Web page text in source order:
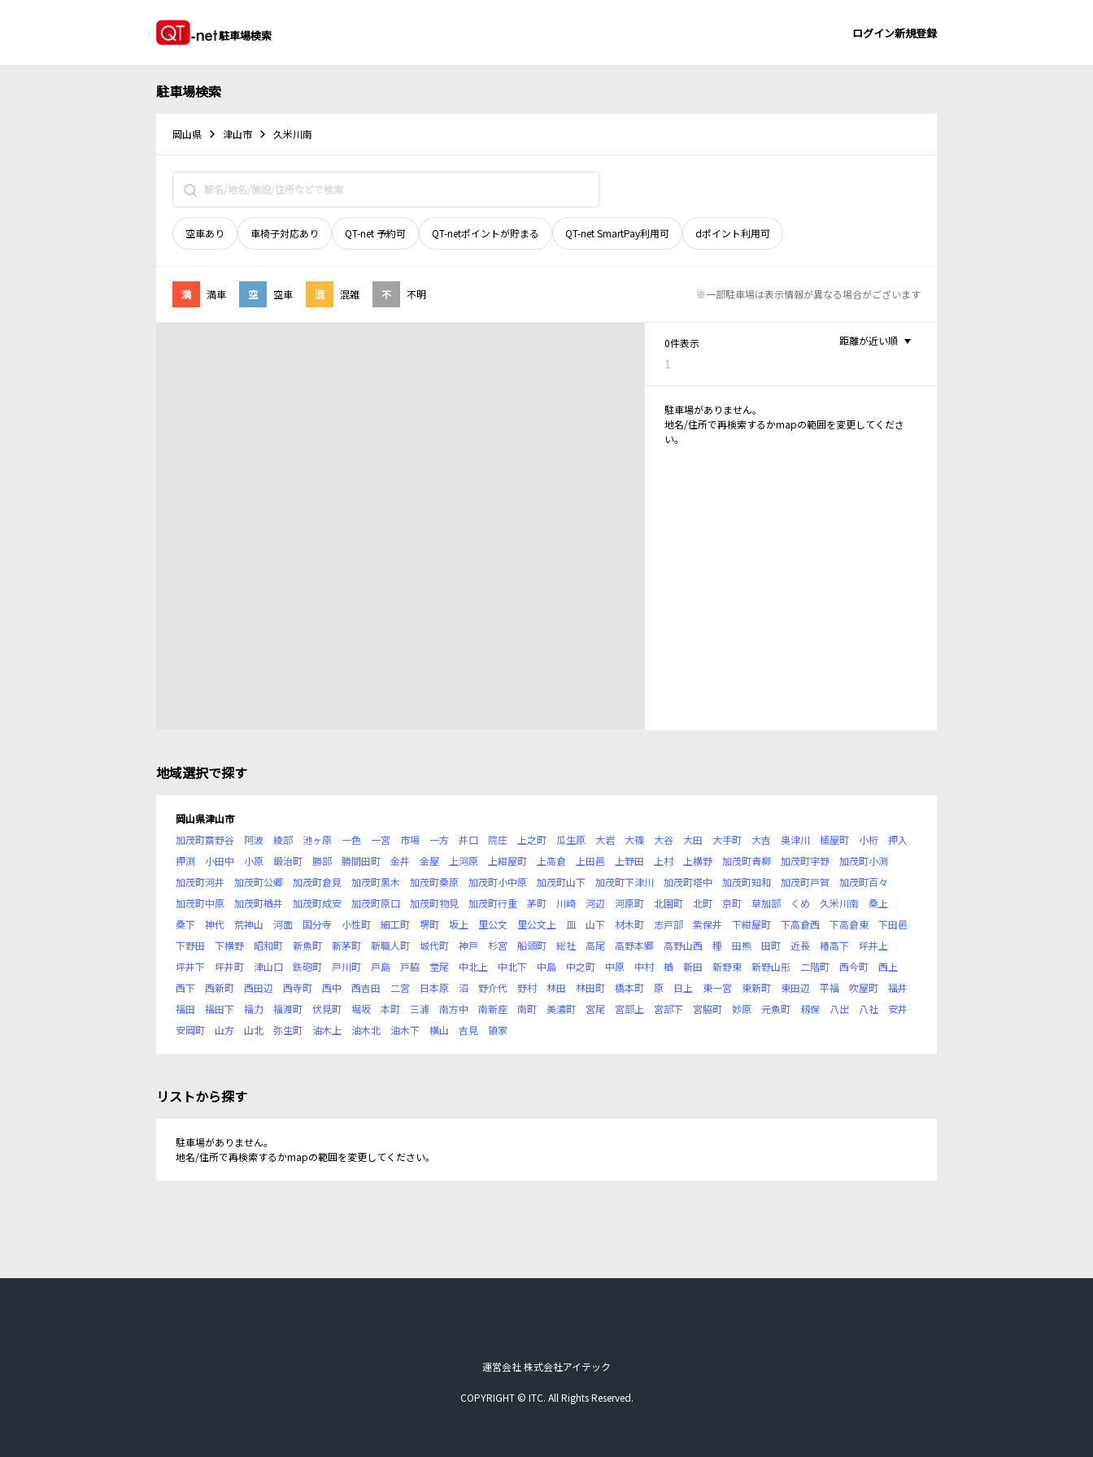
駐車場検索 ログイン新規登録
駐車場検索
岡山県 津山市 久米川南
空車あり 車椅子対応あり QT-net 予約可 QT-netポイントが貯まる QT-net SmartPay利用可 dポイント利用可
満 満車 空 空車 混 混雑 不 不明 ※一部駐車場は表示情報が異なる場合がございます
0件表示
1
距離が近い順
駐車場がありません。
地名/住所で再検索するかmapの範囲を変更してくださ
い。
地域選択で探す
岡山県津山市
加茂町齋野谷
阿波 綾部 池ヶ原 一色 一宮 市場 一方 井口 院庄 上之町 瓜生原 大岩 大篠 大谷 大田 大手町 大吉 奥津川 桶屋町 小桁
押入
押渕
小田中 小原 鍛治町 勝部 勝間田町 金井 金屋 上河原 上紺屋町 上高倉 上田邑 上野田 上村 上横野 加茂町青柳 加茂町宇野
加茂町小渕
加茂町河井
加茂町公郷 加茂町倉見 加茂町黒木 加茂町桑原 加茂町小中原 加茂町山下 加茂町下津川 加茂町塔中 加茂町知和 加茂町戸賀
加茂町百々
加茂町中原
加茂町楢井 加茂町成安 加茂町原口 加茂町物見 加茂町行重 茅町 川崎 河辺 河原町 北園町 北町 京町 草加部 くめ 久米川南
桑上
桑下
神代 荒神山 河面 国分寺 小性町 細工町 堺町 坂上 里公文 里公文上 皿 山下 材木町 志戸部 紫保井 下紺屋町 下高倉西 下高倉東
下田邑
下野田
下横野 昭和町 新魚町 新茅町 新職人町 城代町 神戸 杉宮 船頭町 総社 高尾 高野本郷 高野山西 種 田熊 田町 近長 椿高下
坪井上
坪井下
坪井町 津山口 鉄砲町 戸川町 戸島 戸脇 堂尾 中北上 中北下 中島 中之町 中原 中村 楢 新田 新野東 新野山形 二階町 西今町
西上
西下
西新町 西田辺 西寺町 西中 西吉田 二宮 日本原 沼 野介代 野村 林田 林田町 橋本町 原 日上 東一宮 東新町 東田辺 平福 吹屋町
福井
福田
福田下 福力 福渡町 伏見町 堀坂 本町 三浦 南方中 南新座 南町 美濃町 宮尾 宮部上 宮部下 宮脇町 妙原 元魚町 籾保 八出 八社
安井
安岡町
山方 山北 弥生町 油木上 油木北 油木下 横山 吉見 領家
リストから探す
駐車場がありません。
地名/住所で再検索するかmapの範囲を変更してください。
運営会社 株式会社アイテック
COPYRIGHT © ITC. All Rights Reserved.